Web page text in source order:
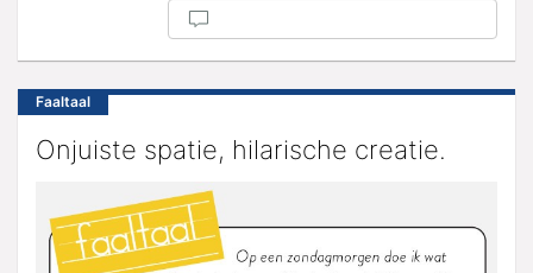
Faaltaal
Onjuiste spatie, hilarische creatie.